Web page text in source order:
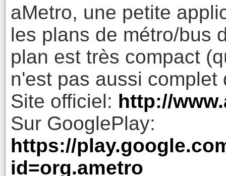
aMetro, une petite
les plans de métro/bus
plan est très compact
n'est pas aussi
Site officiel: http://
Sur GooglePlay:
https://
id=org.ametro